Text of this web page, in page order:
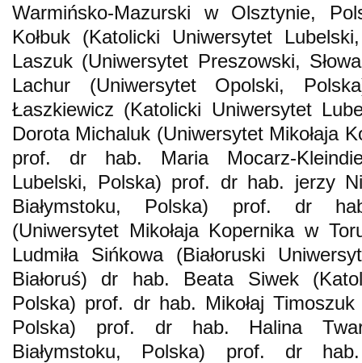
Warmińsko-Mazurski w Olsztynie,
Kołbuk (Katolicki Uniwersytet
Laszuk (Uniwersytet Preszowski,
Lachur (Uniwersytet Opolski,
Łaszkiewicz (Katolicki Uniwersytet
Dorota Michaluk (Uniwersytet Mikołaja
prof. dr hab. Maria Mocarz-
Lubelski, Polska) prof. dr hab. jerzy
Białymstoku, Polska) prof. dr
(Uniwersytet Mikołaja Kopernika w
Ludmiła Sińkowa (Białoruski
Białoruś) dr hab. Beata Siwek
Polska) prof. dr hab. Mikołaj
Polska) prof. dr hab. Halina
Białymstoku, Polska) prof. dr